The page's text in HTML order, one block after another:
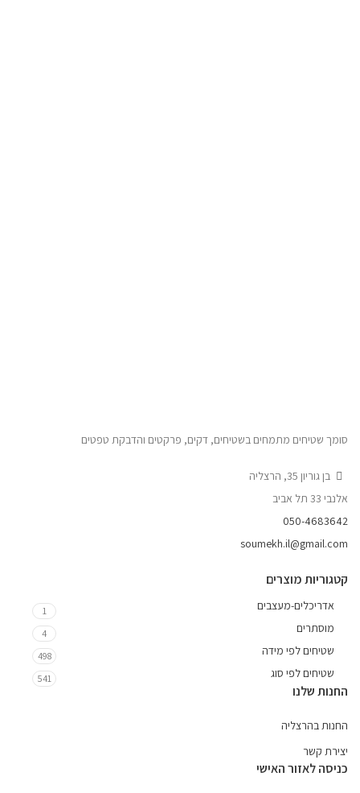
סומך שטיחים מתמחים בשטיחים, דקים, פרקטים והדבקת טפטים
בן גוריון 35, הרצליה
אלנבי 33 תל אביב
050-4683642
soumekh.il@gmail.com
קטגוריות מוצרים
אדריכלים-מעצבים 1
מוסתרים 4
שטיחים לפי מידה 498
שטיחים לפי סוג 541
החנות שלנו
החנות בהרצליה
יצירת קשר
כניסה לאזור האישי